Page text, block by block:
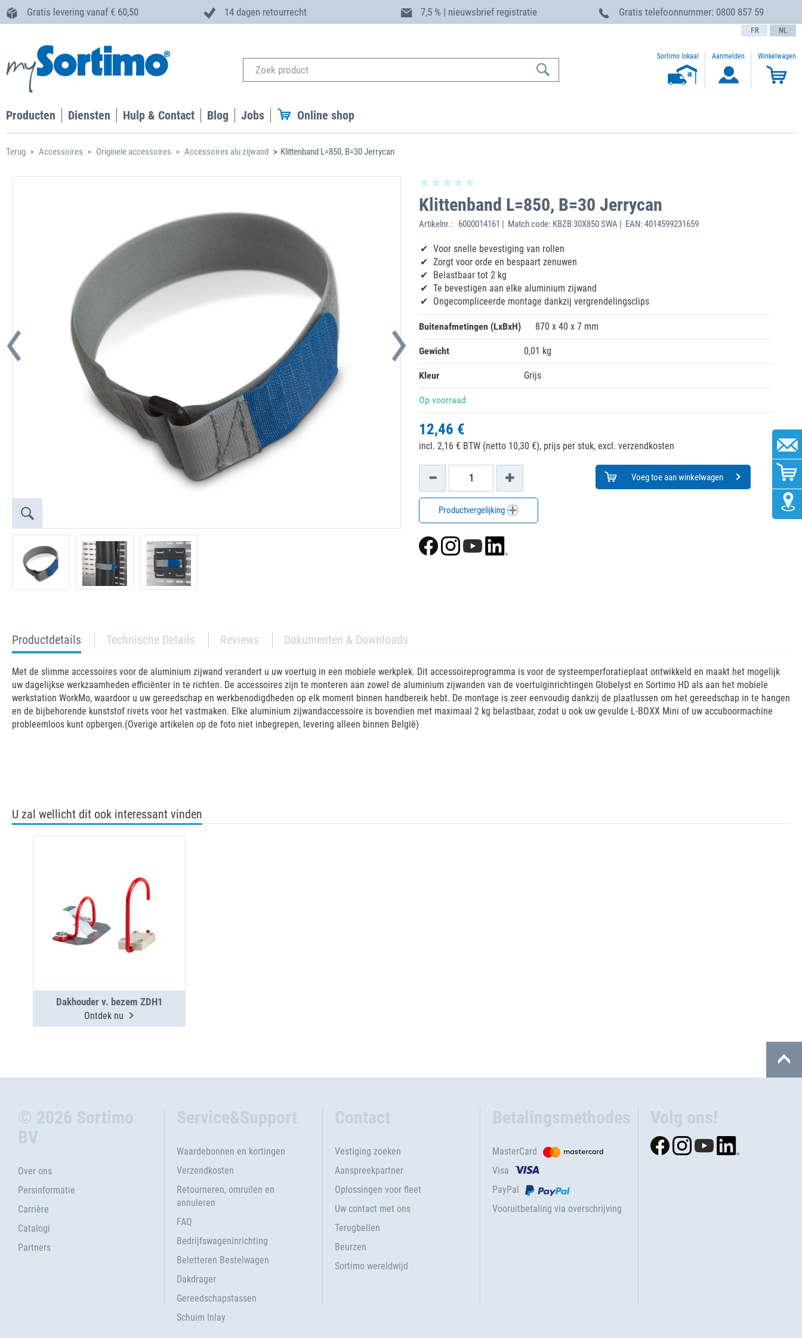
Gratis levering vanaf € 60,50 14 dagen retourrecht 7,5 % | nieuwsbrief registratie Gratis telefoonnummer: 0800 857 59
text.language
Sortimo lokaal Aanmelden Winkelwagen
Producten Diensten Hulp & Contact Blog Jobs Online shop
Terug Accessoires Originele accessoires Accessoires alu zijwand Klittenband L=850, B=30 Jerrycan
Klittenband L=850, B=30 Jerrycan
Artikelnr.: 6000014161 | Match code: KBZB 30X850 SWA | EAN: 4014599231659
Voor snelle bevestiging van rollen
Zorgt voor orde en bespaart zenuwen
Belastbaar tot 2 kg
Te bevestigen aan elke aluminium zijwand
Ongecompliceerde montage dankzij vergrendelingsclips
Buitenafmetingen (LxBxH) 870 x 40 x 7 mm
Gewicht 0,01 kg
Kleur Grijs
Op voorraad
12,46 €
incl. 2,16 € BTW (netto 10,30 €), prijs per stuk, excl. verzendkosten
Voeg toe aan winkelwagen
Productvergelijking
current
tab:
Productdetails Technische Details Reviews Dokumenten & Downloads
Met de slimme accessoires voor de aluminium zijwand verandert u uw voertuig in een mobiele werkplek. Dit accessoireprogramma is voor de systeemperforatieplaat ontwikkeld en maakt het mogelijk
uw dagelijkse werkzaamheden efficiënter in te richten. De accessoires zijn te monteren aan zowel de aluminium zijwanden van de voertuiginrichtingen Globelyst en Sortimo HD als aan het mobiele
werkstation WorkMo, waardoor u uw gereedschap en werkbenodigdheden op elk moment binnen handbereik hebt. De montage is zeer eenvoudig dankzij de plaatlussen om het gereedschap in te hangen
en de bijbehorende kunststof rivets voor het vastmaken. Elke aluminium zijwandaccessoire is bovendien met maximaal 2 kg belastbaar, zodat u ook uw gevulde L-BOXX Mini of uw accuboormachine
probleemloos kunt opbergen.(Overige artikelen op de foto niet inbegrepen, levering alleen binnen België)
U zal wellicht dit ook interessant vinden
Dakhouder v. bezem ZDH1
Ontdek nu
© 2026 Sortimo
BV
Over ons
Persinformatie
Carrière
Catalogi
Partners
Service&Support
Waardebonnen en kortingen
Verzendkosten
Retourneren, omruilen en
annuleren
FAQ
Bedrijfswageninrichting
Beletteren Bestelwagen
Dakdrager
Gereedschapstassen
Schuim Inlay
Contact
Vestiging zoeken
Aanspreekpartner
Oplossingen voor fleet
Uw contact met ons
Terugbellen
Beurzen
Sortimo wereldwijd
Betalingsmethodes
MasterCard
Visa
PayPal
Vooruitbetaling via overschrijving
Volg ons!